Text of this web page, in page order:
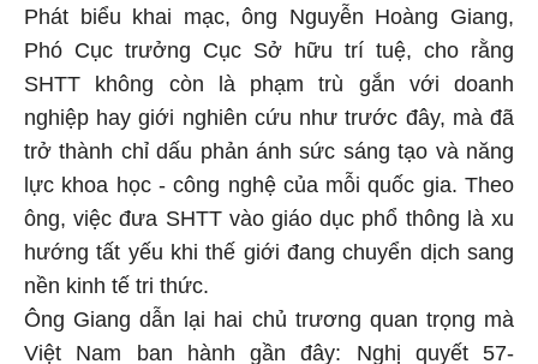
Phát biểu khai mạc, ông Nguyễn Hoàng Giang,
Phó Cục trưởng Cục Sở hữu trí tuệ, cho rằng
SHTT không còn là phạm trù gắn với doanh
nghiệp hay giới nghiên cứu như trước đây, mà đã
trở thành chỉ dấu phản ánh sức sáng tạo và năng
lực khoa học - công nghệ của mỗi quốc gia. Theo
ông, việc đưa SHTT vào giáo dục phổ thông là xu
hướng tất yếu khi thế giới đang chuyển dịch sang
nền kinh tế tri thức.
Ông Giang dẫn lại hai chủ trương quan trọng mà
Việt Nam ban hành gần đây: Nghị quyết 57-